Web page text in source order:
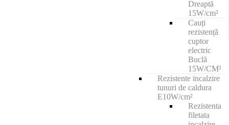
Dreaptă
15W/cm²
Cauți
rezistență
cuptor
electric
Buclă
15W/CM²
Rezistente incalzire
tunuri de caldura
E10W/cm²
Rezistenta
filetata